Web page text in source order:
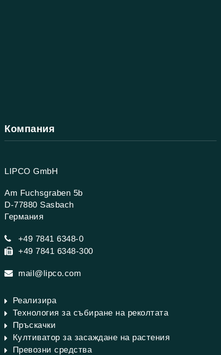
Компания
LIPCO GmbH
Am Fuchsgraben 5b
D-77880 Sasbach
Германия
+49 7841 6348-0
+49 7841 6348-300
mail@lipco.com
Реализира
Технология за събиране на реколтата
Пръскачки
Култиватор за засаждане на растения
Превозни средства